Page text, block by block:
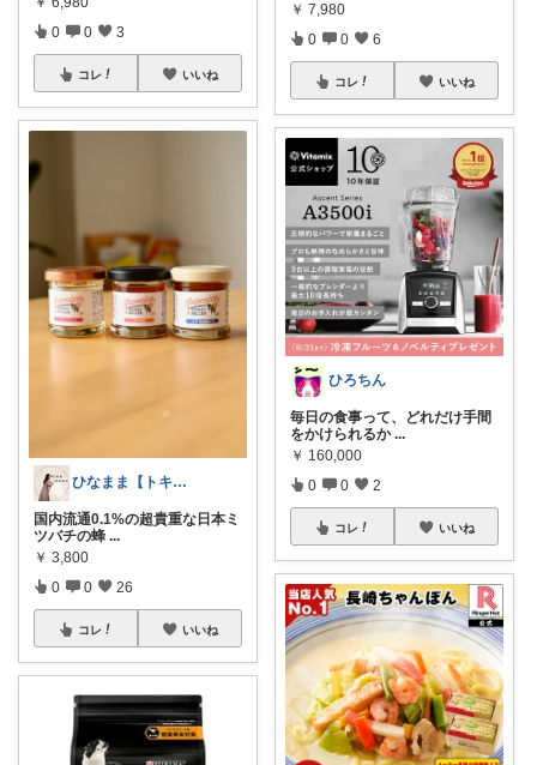
0 0 3
コレ いいね
ひなまま【トキメキアイテム】
国内流通0.1%の超貴重な日本ミ
ツバチの蜂 ...
￥ 3,800
0 0 26
コレ いいね
￥ 7,980
0 0 6
コレ いいね
ひろちん
毎日の食事って、どれだけ手間
をかけられるか ...
￥ 160,000
0 0 2
コレ いいね